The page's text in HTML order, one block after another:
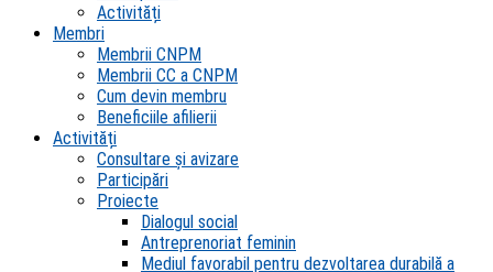
Activități
Membri
Membrii CNPM
Membrii CC a CNPM
Cum devin membru
Beneficiile afilierii
Activități
Consultare și avizare
Participări
Proiecte
Dialogul social
Antreprenoriat feminin
Mediul favorabil pentru dezvoltarea durabilă a